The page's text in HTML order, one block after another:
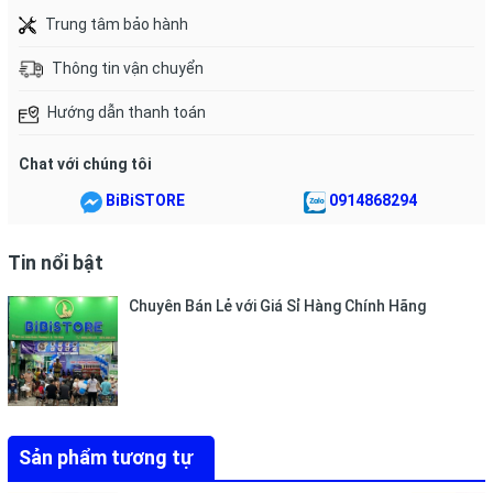
360⁰ LƯNG TƠ XỐP MƯỢT chống hằn đỏ: Lớp tơ êm mềm như
BỀ MẶT GỢN SÓNG XỐP MỊN KHÔ THẦN TỐC - BÔNG ORGANIC*
phần từ bông Organic* giúp da của bé khô thoáng.
LỚP DẪN THẤM TĂNG CƯỜNG SIÊU KHÔ THOÁNG: Lớp dẫn
thấm tăng cường thông minh khóa chặt chất lỏng bên trong,
VÁCH CHỐNG TRÀN KÉP XỐP MỊN: Thiết kế vách chống tràn kép
đặc biệt ngăn tràn hiệu quả.
VẠCH BÁO THAY TÃ THÔNG MINH: Giúp mẹ dễ dàng nhận biết
thời gian thay tã cho bé.
MIẾNG DÁN THẢI BỎ: Giúp mẹ cuốn tã lại thật tiện lợi khi vứt bỏ.
bao bì đặc biệt. Ngoài ra, sản phẩm được khử trùng bằng Tia
Cực tím trước khi đóng gói trong dây chuyền.
Trung tâm bảo hành
Thông tin vận chuyển
Hướng dẫn thanh toán
Chat với chúng tôi
BiBiSTORE 0914868294
Tin nổi bật
Chuyên Bán Lẻ với Giá Sỉ Hàng Chính Hãng
Sản phẩm tương tự